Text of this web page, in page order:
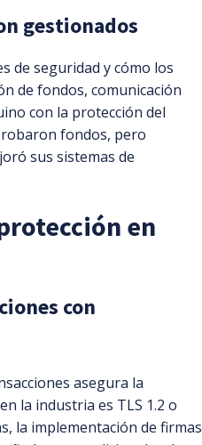
gestionados
de seguridad y cómo los
de fondos, comunicación
con la protección del
robaron fondos, pero
sus sistemas de
en
con
asegura la
la industria es TLS 1.2 o
la implementación de firmas